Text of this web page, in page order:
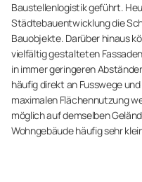
Baustellenlogistik geführt.
Städtebauentwicklung die
Bauobjekte. Darüber hinaus
vielfältig gestalteten
in immer geringeren
häufig direkt an Fusswege
maximalen Flächennutzung
möglich auf demselben
Wohngebäude häufig sehr